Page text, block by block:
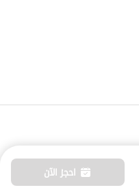
احجز الآن